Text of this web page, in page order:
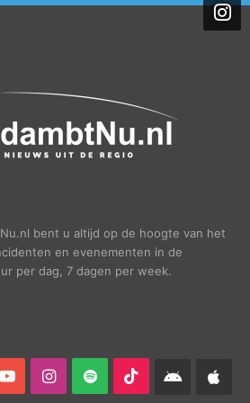
bent u altijd op de hoogte van het
en evenementen in de
per dag, 7 dagen per week.
YouTubeInstagram
Spotify TikTokAndroid